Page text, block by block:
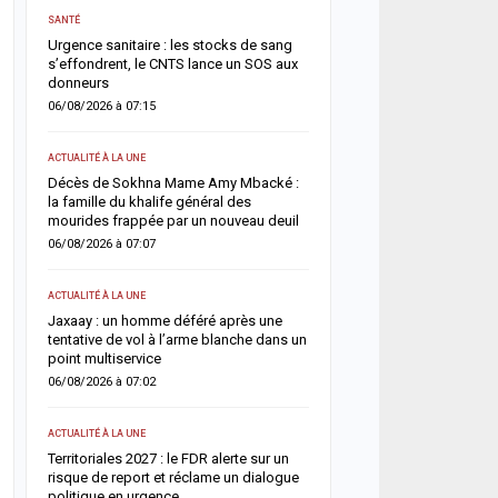
SANTÉ
Urgence sanitaire : les stocks de sang
s’effondrent, le CNTS lance un SOS aux
donneurs
06/08/2026 à 07:15
ACTUALITÉ À LA UNE
Décès de Sokhna Mame Amy Mbacké :
la famille du khalife général des
mourides frappée par un nouveau deuil
06/08/2026 à 07:07
ACTUALITÉ À LA UNE
Jaxaay : un homme déféré après une
tentative de vol à l’arme blanche dans un
point multiservice
06/08/2026 à 07:02
ACTUALITÉ À LA UNE
Territoriales 2027 : le FDR alerte sur un
risque de report et réclame un dialogue